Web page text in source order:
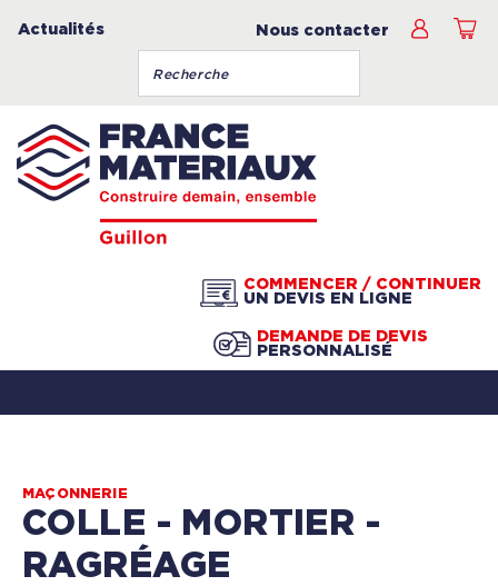
Actualités Nous contacter
COMMENCER / CONTINUER
UN DEVIS EN LIGNE
DEMANDE DE DEVIS
PERSONNALISÉ
MAÇONNERIE
COLLE - MORTIER -
RAGRÉAGE